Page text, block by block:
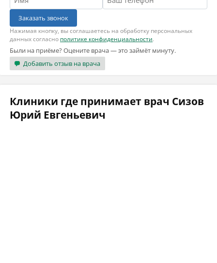
Заказать звонок
Нажимая кнопку, вы соглашаетесь на обработку персональных
данных согласно политике конфиденциальности.
Были на приёме? Оцените врача — это займёт минуту.
Добавить отзыв на врача
Клиники где принимает врач Сизов
Юрий Евгеньевич